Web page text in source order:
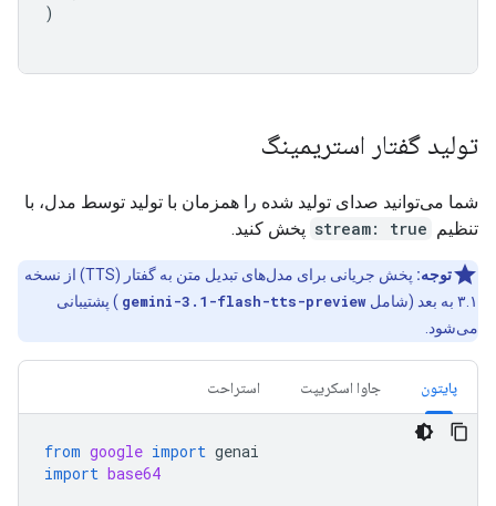
)
تولید گفتار استریمینگ
شما می‌توانید صدای تولید شده را همزمان با تولید توسط مدل، با
تنظیم stream: true پخش کنید.
توجه:
پخش جریانی برای مدل‌های تبدیل متن به گفتار (TTS) از نسخه
۳.۱ به بعد (شامل
gemini-3.1-flash-tts-preview ) پشتیبانی
می‌شود.
پایتون جاوا اسکریپت استراحت
from google import genai
import base64